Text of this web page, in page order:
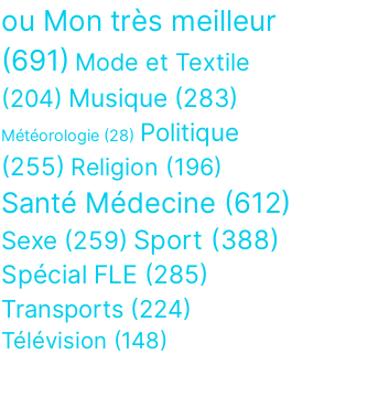
ou Mon très meilleur
(691) Mode et Textile
(204) Musique (283)
Météorologie (28) Politique
(255) Religion (196)
Santé Médecine (612)
Sexe (259) Sport (388)
Spécial FLE (285)
Transports (224)
Télévision (148)